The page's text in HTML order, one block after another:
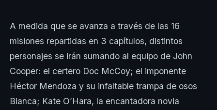
A medida que se avanza a través de las 16
misiones repartidas en 3 capítulos, distintos
personajes se irán sumando al equipo de John
Cooper: el certero Doc McCoy; el imponente
Héctor Mendoza y su infaltable trampa de osos
Bianca; Kate O’Hara, la encantadora novia